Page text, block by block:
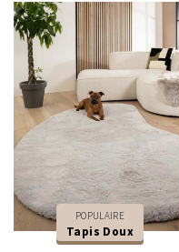
POPULAIRE
Tapis Doux